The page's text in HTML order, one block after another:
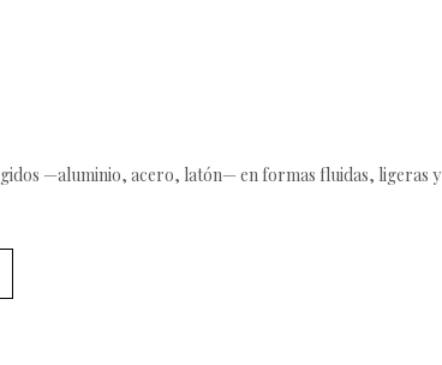
—aluminio, acero, latón— en formas fluidas, ligeras y